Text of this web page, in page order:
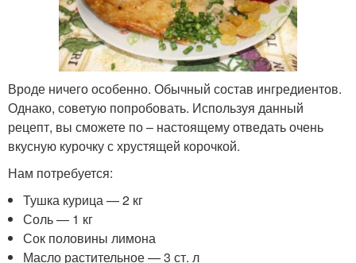
Вроде ничего особенно. Обычный состав ингредиентов.
Однако, советую попробовать. Используя данный
рецепт, вы сможете по – настоящему отведать очень
вкусную курочку с хрустящей корочкой.
Нам потребуется:
Тушка курица — 2 кг
Соль — 1 кг
Сок половины лимона
Масло растительное — 3 ст. л